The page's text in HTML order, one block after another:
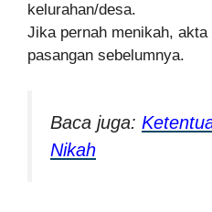
kelurahan/desa.
Jika pernah menikah,
pasangan sebelumnya.
Baca juga:
Nikah